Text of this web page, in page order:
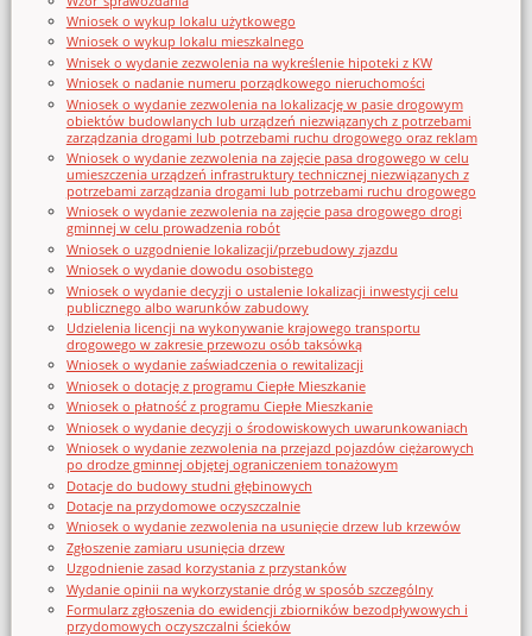
Wniosek o wykup lokalu użytkowego
Wniosek o wykup lokalu mieszkalnego
Wnisek o wydanie zezwolenia na wykreślenie hipoteki z KW
Wniosek o nadanie numeru porządkowego nieruchomości
Wniosek o wydanie zezwolenia na lokalizację w pasie drogowym
obiektów budowlanych lub urządzeń niezwiązanych z potrzebami
zarządzania drogami lub potrzebami ruchu drogowego oraz reklam
Wniosek o wydanie zezwolenia na zajęcie pasa drogowego w celu
umieszczenia urządzeń infrastruktury technicznej niezwiązanych z
potrzebami zarządzania drogami lub potrzebami ruchu drogowego
Wniosek o wydanie zezwolenia na zajęcie pasa drogowego drogi
gminnej w celu prowadzenia robót
Wniosek o uzgodnienie lokalizacji/przebudowy zjazdu
Wniosek o wydanie dowodu osobistego
Wniosek o wydanie decyzji o ustalenie lokalizacji inwestycji celu
publicznego albo warunków zabudowy
Udzielenia licencji na wykonywanie krajowego transportu
drogowego w zakresie przewozu osób taksówką
Wniosek o wydanie zaświadczenia o rewitalizacji
Wniosek o dotację z programu Ciepłe Mieszkanie
Wniosek o płatność z programu Ciepłe Mieszkanie
Wniosek o wydanie decyzji o środowiskowych uwarunkowaniach
Wniosek o wydanie zezwolenia na przejazd pojazdów ciężarowych
po drodze gminnej objętej ograniczeniem tonażowym
Dotacje do budowy studni głębinowych
Dotacje na przydomowe oczyszczalnie
Wniosek o wydanie zezwolenia na usunięcie drzew lub krzewów
Zgłoszenie zamiaru usunięcia drzew
Uzgodnienie zasad korzystania z przystanków
Wydanie opinii na wykorzystanie dróg w sposób szczególny
Formularz zgłoszenia do ewidencji zbiorników bezodpływowych i
przydomowych oczyszczalni ścieków